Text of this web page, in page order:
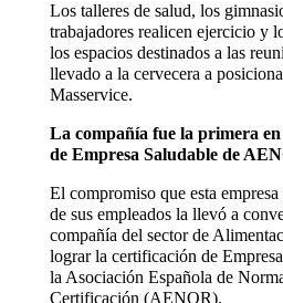
Los talleres de salud, los
trabajadores realicen ejercicio y
los espacios destinados a las
llevado a la cervecera a
Masservice.
La compañía fue la primera
de Empresa Saludable de
El compromiso que esta
de sus empleados la llevó a
compañía del sector de
lograr la certificación de
la Asociación Española de
Certificación (AENOR).